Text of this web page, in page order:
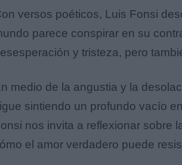
versos poéticos, Luis Fonsi
parece conspirar en su
y tristeza, pero
medio de la angustia y la
sintiendo un profundo vacío
nos invita a reflexionar sobre
el amor verdadero puede